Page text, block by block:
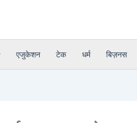
एजुकेशन टेक धर्म बिज़नस